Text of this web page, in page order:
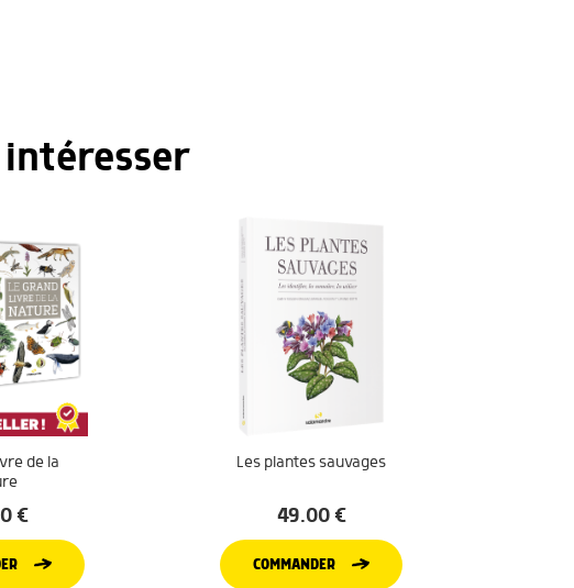
de la
€
Les plantes sauvages
49.00€
COMMANDER